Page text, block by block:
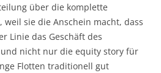
über die komplette
sie die Anschein macht, dass
Linie das Geschäft des
nicht nur die equity story für
Flotten traditionell gut